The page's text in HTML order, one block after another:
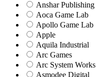
Anshar Publishing
Aoca Game Lab
Apollo Game Lab
Apple
Aquila Industrial
Arc Games
Arc System Works
Asmodee Digital